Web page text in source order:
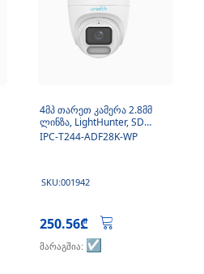
4მპ თარეთ კამერა 2.8მმ
ლინზა, LightHunter, SD
ბარათი, მიკროფონი
IPC-T244-ADF28K-WP
SKU:001942
250.56₾
მარაგშია: ☑️